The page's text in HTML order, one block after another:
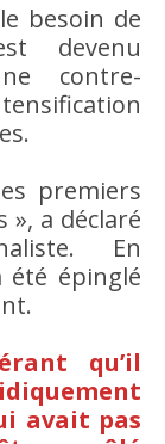
besoin de
devenu
contre-
premiers
», a déclaré
En
été épinglé
qu’il
avait pas